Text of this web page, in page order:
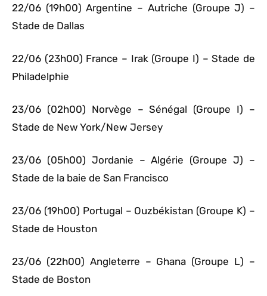
22/06 (19h00) Argentine – Autriche (Groupe J) –
Stade de Dallas
22/06 (23h00) France – Irak (Groupe I) – Stade de
Philadelphie
23/06 (02h00) Norvège – Sénégal (Groupe I) –
Stade de New York/New Jersey
23/06 (05h00) Jordanie – Algérie (Groupe J) –
Stade de la baie de San Francisco
23/06 (19h00) Portugal – Ouzbékistan (Groupe K) –
Stade de Houston
23/06 (22h00) Angleterre – Ghana (Groupe L) –
Stade de Boston